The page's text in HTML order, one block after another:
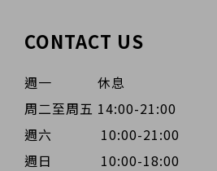
CONTACT US
週一 休息
周二至周五 14:00-21:00
週六 10:00-21:00
週日 10:00-18:00